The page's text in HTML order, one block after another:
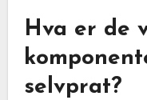
Hva er de
selvprat?